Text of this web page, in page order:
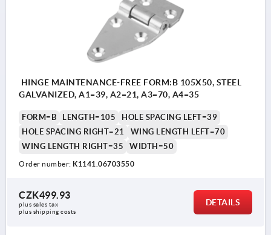
HINGE MAINTENANCE-FREE FORM:B 105X50, STEEL
GALVANIZED, A1=39, A2=21, A3=70, A4=35
FORM=B LENGTH=105
HOLE SPACING LEFT=39
HOLE SPACING RIGHT=21
WING LENGTH LEFT=70
WING LENGTH RIGHT=35
WIDTH=50
Order number: K1141.06703550
CZK499.93
plus sales tax
plus shipping costs
DETAILS